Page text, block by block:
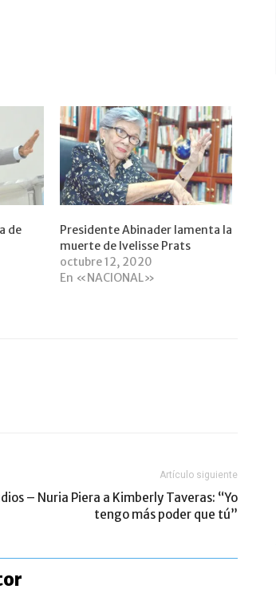
de
Presidente Abinader lamenta la
muerte de Ivelisse Prats
octubre 12, 2020
En «NACIONAL»
Artículo siguiente
– Nuria Piera a Kimberly Taveras: “Yo
tengo más poder que tú”